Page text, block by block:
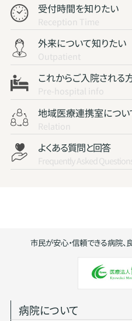
受付時間を知りたい
Reception Time
外来について知りたい
Outpatient
これからご入院される
Pre-hospital info
地域医療連携室につい
Relation
よくある質問と回答
Frequently Asked
市民が安心・信頼できる病院、
病院について